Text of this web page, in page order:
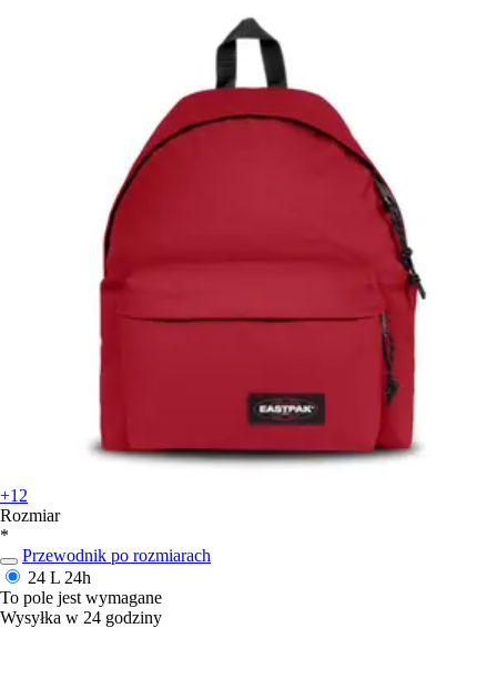
+12
Rozmiar
*
Przewodnik po rozmiarach
24 L 24h
To pole jest wymagane
Wysyłka w 24 godziny